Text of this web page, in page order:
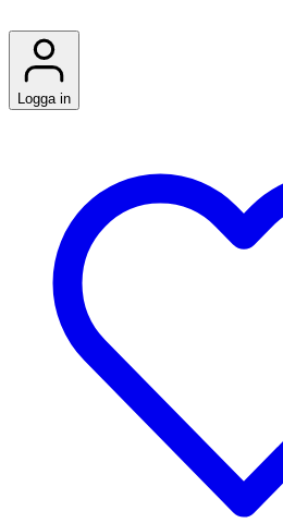
Logga in